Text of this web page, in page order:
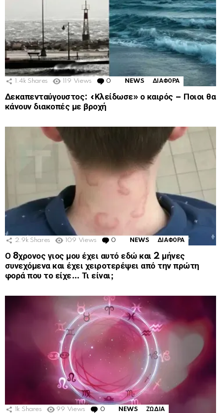
1.4k Shares 119 Views 0 Comments
NEWS ΔΙΑΦΟΡΑ
Δεκαπενταύγουστος: «Κλείδωσε» ο καιρός – Ποιοι θα
κάνουν διακοπές με βροχή
2.9k Shares 109 Views 0 Comments
NEWS ΔΙΑΦΟΡΑ
Ο 8χρονος γιος μου έχει αυτό εδώ και 2 μήνες
συνεχόμενα και έχει χειροτερέψει από την πρώτη
φορά που το είχε… Τι είναι;
1k Shares 99 Views 0 Comments
NEWS ΖΩΔΙΑ